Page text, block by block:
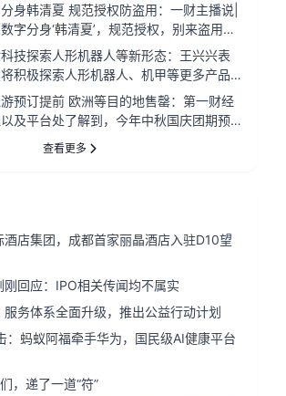
身韩清夏 规范授权防盗用：一财主播说|
字分身‘韩清夏’，规范授权，别来盗用。
...
技探索人形机器人等新形态：王兴兴表
积极探索人形机器人、机甲等更多产品
预订提前 欧洲等目的地售罄：第一财经
及平台处了解到，今年中秋国庆团期预
，报名情...
查看更多
酒店集团，成都首家丽晶酒店入驻D10望
回应：IPO相关传闻均不属实
服务体系全面升级，推出公益行动计划
：蚂蚁阿福牵手华为，国民级AI健康平台
，递了一道“符”